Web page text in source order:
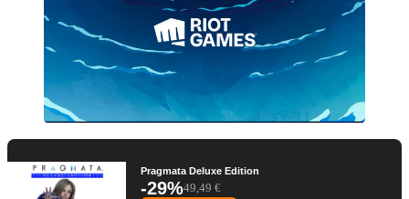
Pragmata Deluxe Edition
-29%49,49 €